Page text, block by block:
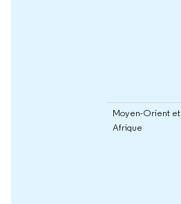
Moyen-Orient et
Afrique